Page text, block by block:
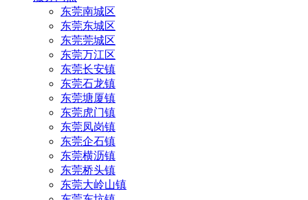
东莞南城区
东莞东城区
东莞莞城区
东莞万江区
东莞长安镇
东莞石龙镇
东莞塘厦镇
东莞虎门镇
东莞凤岗镇
东莞企石镇
东莞横沥镇
东莞桥头镇
东莞大岭山镇